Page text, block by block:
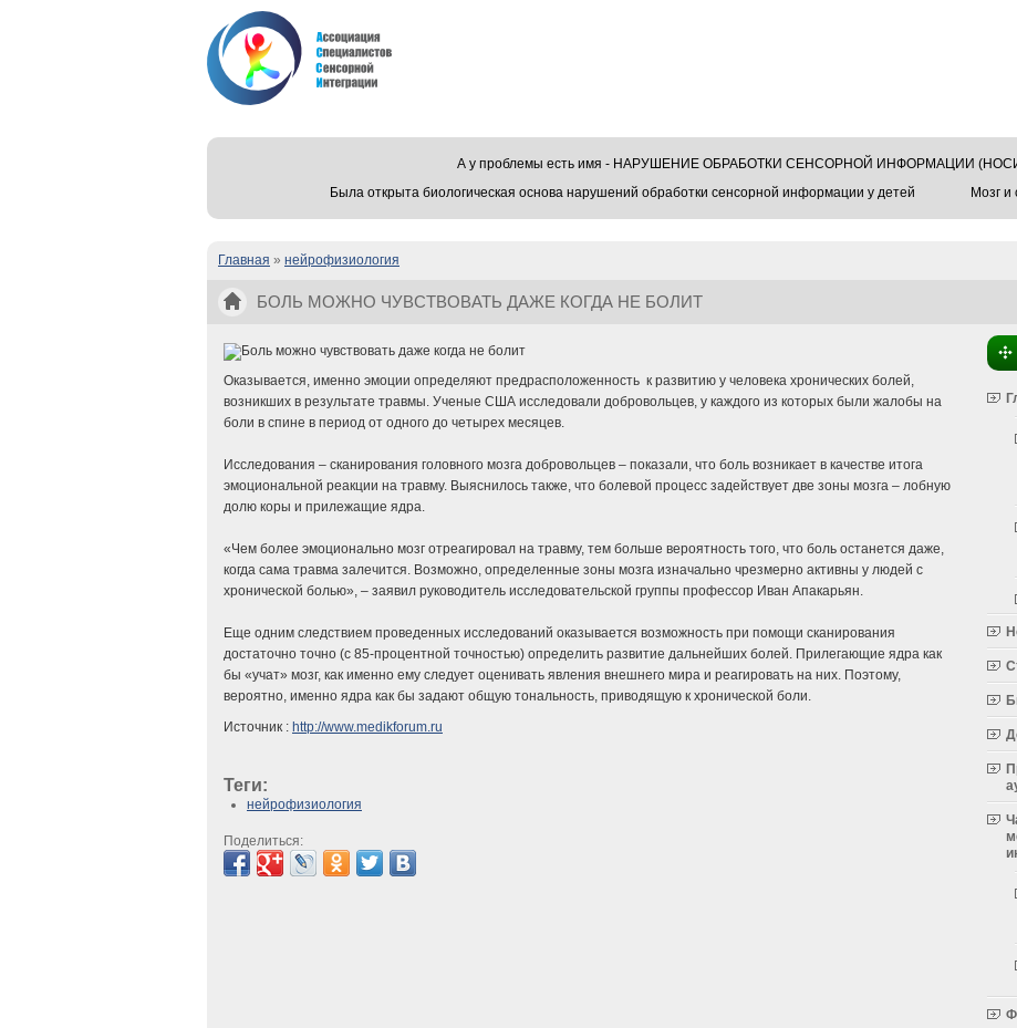
А у проблемы есть имя - НАРУШЕНИЕ ОБРАБОТКИ СЕНСОРНОЙ ИНФОРМАЦИИ
Была открыта биологическая основа нарушений обработки сенсорной информации у детей
Мозг и
Вы здесь
Главная » нейрофизиология
БОЛЬ МОЖНО ЧУВСТВОВАТЬ ДАЖЕ КОГДА НЕ БОЛИТ
Оказывается, именно эмоции определяют предрасположенность к развитию у человека хронических болей,
возникших в результате травмы. Ученые США исследовали добровольцев, у каждого из которых были жалобы на
боли в спине в период от одного до четырех месяцев.
Исследования – сканирования головного мозга добровольцев – показали, что боль возникает в качестве итога
эмоциональной реакции на травму. Выяснилось также, что болевой процесс задействует две зоны мозга – лобную
долю коры и прилежащие ядра.
«Чем более эмоционально мозг отреагировал на травму, тем больше вероятность того, что боль останется даже,
когда сама травма залечится. Возможно, определенные зоны мозга изначально чрезмерно активны у людей с
хронической болью», – заявил руководитель исследовательской группы профессор Иван Апакарьян.
Еще одним следствием проведенных исследований оказывается возможность при помощи сканирования
достаточно точно (с 85-процентной точностью) определить развитие дальнейших болей. Прилегающие ядра как
бы «учат» мозг, как именно ему следует оценивать явления внешнего мира и реагировать на них. Поэтому,
вероятно, именно ядра как бы задают общую тональность, приводящую к хронической боли.
Источник : http://www.medikforum.ru
Теги:
нейрофизиология
Поделиться: